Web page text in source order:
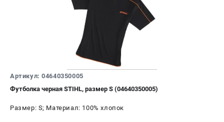
Артикул: 04640350005
Футболка черная STIHL, размер S (04640350005)
Размер: S; Материал: 100% хлопок